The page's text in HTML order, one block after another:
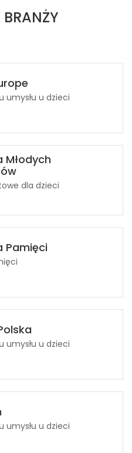
umysłu u dzieci
Młodych
dla dzieci
Pamięci
umysłu u dzieci
umysłu u dzieci